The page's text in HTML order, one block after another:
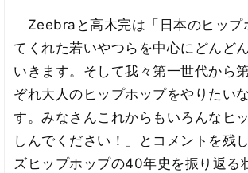
Zeebraと高木完は「日本のヒップ
てくれた若いやつらを中心にどんど
いきます。そして我々第一世代から
ぞれ大人のヒップホップをやりたい
す。みなさんこれからもいろんなヒ
しんでください！」とコメントを残
ズヒップホップの40年史を振り返る